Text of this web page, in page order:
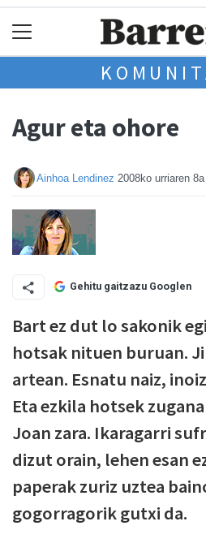
Agur eta ohore
Ainhoa Lendinez 2008ko urriaren 8a
Gehitu gaitzazu Googlen
Bart ez dut lo sakonik
hotsak nituen buruan.
artean. Esnatu naiz,
Eta ezkila hotsek
Joan zara. Ikaragarri
dizut orain, lehen esan
paperak zuriz uztea
gogorragorik gutxi da.